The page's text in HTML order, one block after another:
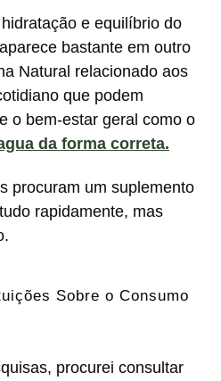
e equilíbrio do
bastante em outro
Natural relacionado aos
que podem
o bem-estar geral como o
da forma correta.
procuram um suplemento
rapidamente, mas
Sobre o Consumo
procurei consultar